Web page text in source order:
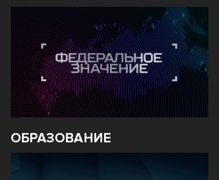
ОБРАЗОВАНИЕ